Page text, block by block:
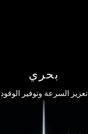
بحري
تعزيز السرعة وتوفير الوقود